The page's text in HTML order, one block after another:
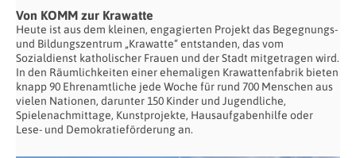
Von KOMM zur Krawatte
Heute ist aus dem kleinen, engagierten Projekt das Begegnungs-
und Bildungszentrum „Krawatte“ entstanden, das vom
Sozialdienst katholischer Frauen und der Stadt mitgetragen wird.
In den Räumlichkeiten einer ehemaligen Krawattenfabrik bieten
knapp 90 Ehrenamtliche jede Woche für rund 700 Menschen aus
vielen Nationen, darunter 150 Kinder und Jugendliche,
Spielenachmittage, Kunstprojekte, Hausaufgabenhilfe oder
Lese- und Demokratieförderung an.